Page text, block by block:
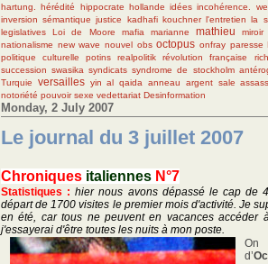
hartung.
hérédité hippocrate hollande idées incohérence.
inversion sémantique justice kadhafi kouchner l'entretien la
legislatives
Loi de Moore mafia marianne mathieu miroir
nationalisme new wave nouvel obs octopus onfray paresse
politique culturelle
potins realpolitik révolution française
succession swasika syndicats syndrome de stockholm
Turquie
versailles yin al qaida anneau argent sale
notoriété pouvoir sexe vedettariat Desinformation
Monday, 2 July 2007
Le journal du 3 juillet 2007
Chroniques italiennes N°7
Statistiques : hier nous avons dépassé le cap de
départ de 1700 visites le premier mois d'activité. Je
en été, car tous ne peuvent en vacances accéder
j'essayerai d'être toutes les nuits à mon poste.
On
d’